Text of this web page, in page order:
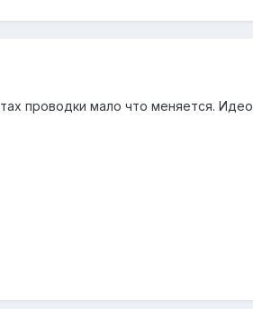
проводки мало что меняется.